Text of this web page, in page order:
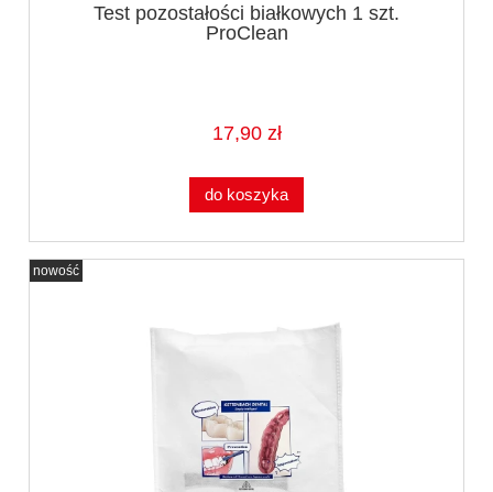
Test pozostałości białkowych 1 szt.
ProClean
17,90 zł
do koszyka
nowość